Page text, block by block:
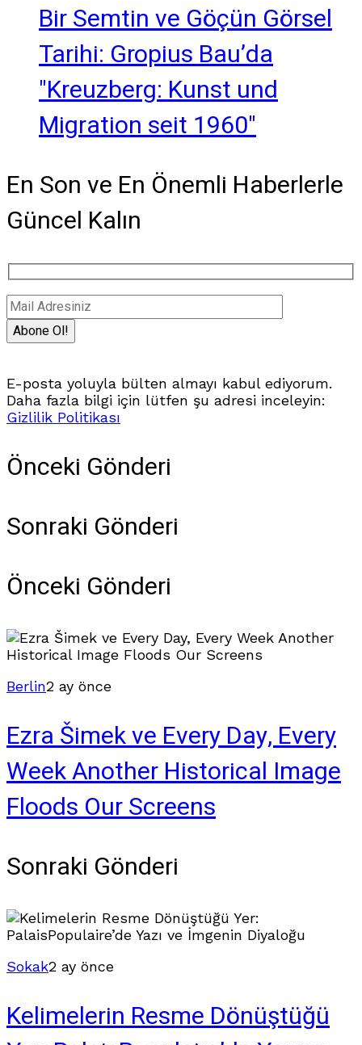
Bir Semtin ve Göçün Görsel
Tarihi: Gropius Bau’da
"Kreuzberg: Kunst und
Migration seit 1960"
En Son ve En Önemli Haberlerle
Güncel Kalın
E-posta yoluyla bülten almayı kabul ediyorum.
Daha fazla bilgi için lütfen şu adresi inceleyin:
Gizlilik Politikası
Önceki Gönderi
Sonraki Gönderi
Önceki Gönderi
Berlin2 ay önce
Ezra Šimek ve Every Day, Every
Week Another Historical Image
Floods Our Screens
Sonraki Gönderi
Sokak2 ay önce
Kelimelerin Resme Dönüştüğü